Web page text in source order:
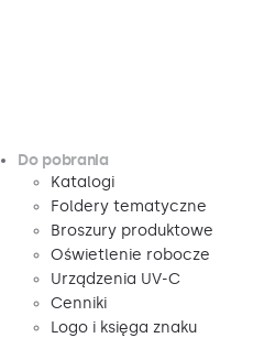
Do pobrania
Katalogi
Foldery tematyczne
Broszury produktowe
Oświetlenie robocze
Urządzenia UV-C
Cenniki
Logo i księga znaku